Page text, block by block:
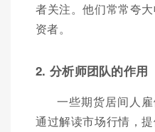
者关注。他们常常夸
资者。
2. 分析师团队的作用
一些期货居间人雇
通过解读市场行情，